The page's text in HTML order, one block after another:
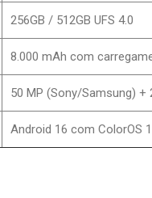
256GB / 512GB UFS 4.0
8.000 mAh com
50 MP (Sony/Samsung) +
Android 16 com ColorOS